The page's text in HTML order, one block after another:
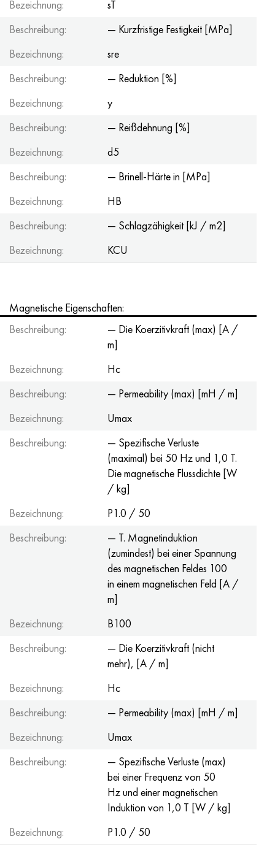
Bezeichnung:
sT
Beschreibung:
— Kurzfristige Festigkeit [MPa]
Bezeichnung:
sre
Beschreibung:
— Reduktion [%]
Bezeichnung:
y
Beschreibung:
— Reißdehnung [%]
Bezeichnung:
d5
Beschreibung:
— Brinell-Härte in [MPa]
Bezeichnung:
HB
Beschreibung:
— Schlagzähigkeit [kJ / m2]
Bezeichnung:
KCU
Magnetische Eigenschaften:
Beschreibung:
— Die Koerzitivkraft (max) [A /
m]
Bezeichnung:
Hc
Beschreibung:
— Permeability (max) [mH / m]
Bezeichnung:
Umax
Beschreibung:
— Spezifische Verluste
(maximal) bei 50 Hz und 1,0 T.
Die magnetische Flussdichte [W
/ kg]
Bezeichnung:
P1.0 / 50
Beschreibung:
— T. Magnetinduktion
(zumindest) bei einer Spannung
des magnetischen Feldes 100
in einem magnetischen Feld [A /
m]
Bezeichnung:
B100
Beschreibung:
— Die Koerzitivkraft (nicht
mehr), [A / m]
Bezeichnung:
Hc
Beschreibung:
— Permeability (max) [mH / m]
Bezeichnung:
Umax
Beschreibung:
— Spezifische Verluste (max)
bei einer Frequenz von 50
Hz und einer magnetischen
Induktion von 1,0 T [W / kg]
Bezeichnung:
P1.0 / 50